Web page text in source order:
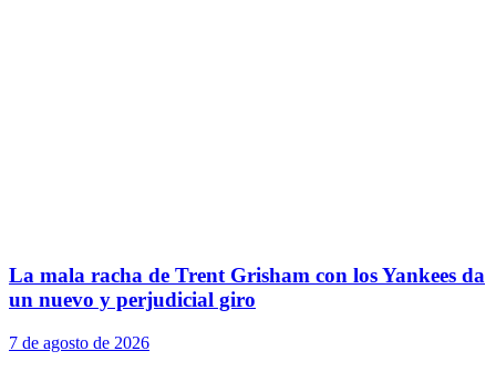
La mala racha de Trent Grisham con los Yankees da
un nuevo y perjudicial giro
7 de agosto de 2026